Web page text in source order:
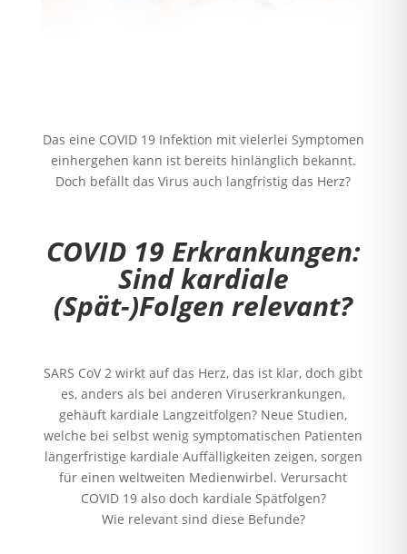
Das eine COVID 19 Infektion mit vielerlei Symptomen
einhergehen kann ist bereits hinlänglich bekannt.
Doch befällt das Virus auch langfristig das Herz?
COVID 19 Erkrankungen:
Sind kardiale
(Spät-)Folgen relevant?
SARS CoV 2 wirkt auf das Herz, das ist klar, doch gibt
es, anders als bei anderen Viruserkrankungen,
gehäuft kardiale Langzeitfolgen? Neue Studien,
welche bei selbst wenig symptomatischen Patienten
längerfristige kardiale Auffälligkeiten zeigen, sorgen
für einen weltweiten Medienwirbel. Verursacht
COVID 19 also doch kardiale Spätfolgen?
Wie relevant sind diese Befunde?